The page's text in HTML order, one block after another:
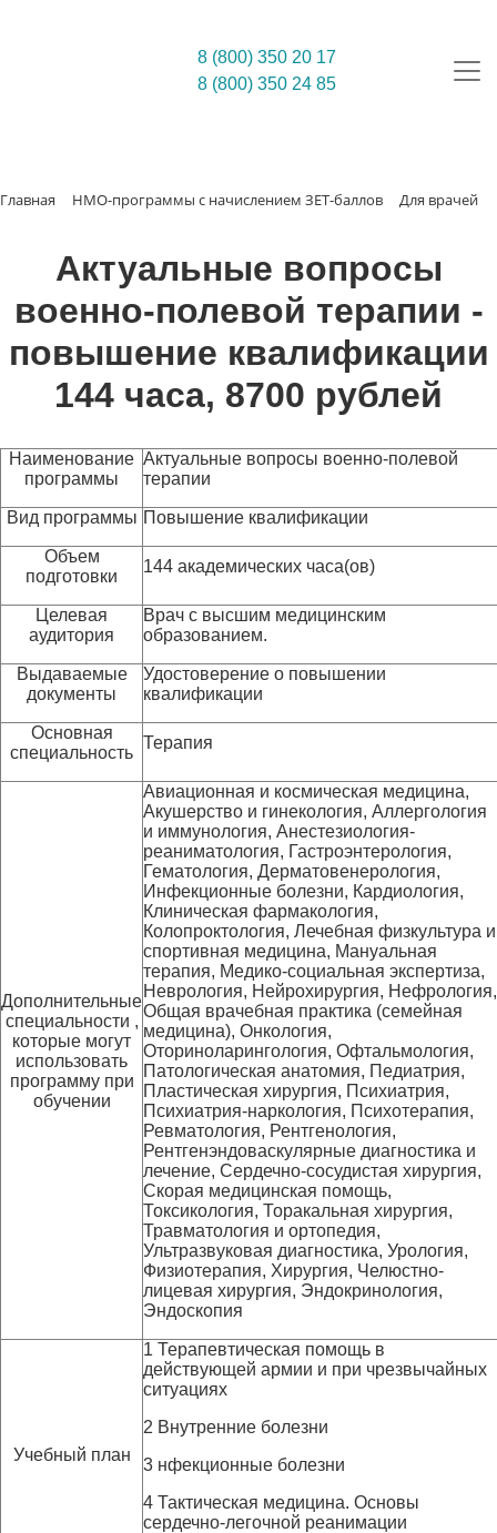
8 (800) 350 20 17
8 (800) 350 24 85
Главная НМО-программы с начислением ЗЕТ-баллов Для врачей
Актуальные вопросы
военно-полевой терапии -
повышение квалификации
144 часа, 8700 рублей
Наименование
программы
Актуальные вопросы военно-полевой
терапии
Вид программы Повышение квалификации
Объем
подготовки
144 академических часа(ов)
Целевая
аудитория
Врач с высшим медицинским
образованием.
Выдаваемые
документы
Удостоверение о повышении
квалификации
Основная
специальность
Терапия
Дополнительные
специальности ,
которые могут
использовать
программу при
обучении
Авиационная и космическая медицина,
Акушерство и гинекология, Аллергология
и иммунология, Анестезиология-
реаниматология, Гастроэнтерология,
Гематология, Дерматовенерология,
Инфекционные болезни, Кардиология,
Клиническая фармакология,
Колопроктология, Лечебная физкультура и
спортивная медицина, Мануальная
терапия, Медико-социальная экспертиза,
Неврология, Нейрохирургия, Нефрология,
Общая врачебная практика (семейная
медицина), Онкология,
Оториноларингология, Офтальмология,
Патологическая анатомия, Педиатрия,
Пластическая хирургия, Психиатрия,
Психиатрия-наркология, Психотерапия,
Ревматология, Рентгенология,
Рентгенэндоваскулярные диагностика и
лечение, Сердечно-сосудистая хирургия,
Скорая медицинская помощь,
Токсикология, Торакальная хирургия,
Травматология и ортопедия,
Ультразвуковая диагностика, Урология,
Физиотерапия, Хирургия, Челюстно-
лицевая хирургия, Эндокринология,
Эндоскопия
Учебный план
1 Терапевтическая помощь в
действующей армии и при чрезвычайных
ситуациях
2 Внутренние болезни
3 нфекционные болезни
4 Тактическая медицина. Основы
сердечно-легочной реанимации